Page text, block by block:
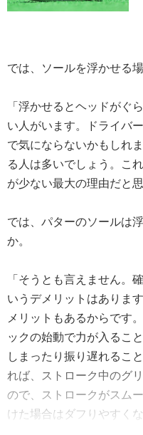
では、ソールを浮かせる
「浮かせるとヘッドがぐ
い人がいます。ドライバ
で気にならないかもしれ
る人は多いでしょう。こ
が少ない最大の理由だと思
では、パターのソールは
か。
「そうとも言えません。
いうデメリットはありま
メリットもあるからです
ックの始動で力が入るこ
しまったり振り遅れるこ
れば、ストローク中のグ
ので、ストロークがスム
けた場合はダフりやすく